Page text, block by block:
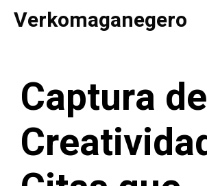
SaltarVerkomaganegero
Captura